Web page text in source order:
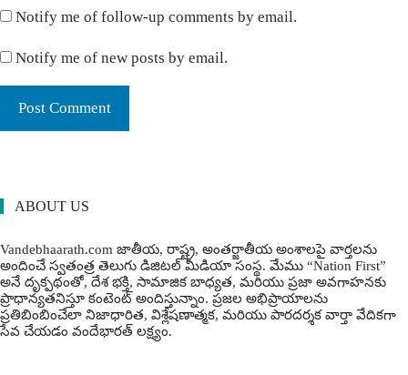
Notify me of follow-up comments by email.
Notify me of new posts by email.
ABOUT US
Vandebhaarath.com జాతీయ, రాష్ట్ర, అంతర్జాతీయ అంశాలపై వార్తలను
అందించే స్వతంత్ర తెలుగు డిజిటల్ మీడియా సంస్థ. మేము “Nation First”
అనే దృక్పథంతో, దేశ భక్తి, సామాజిక బాధ్యత, మరియు ప్రజా అవగాహనకు
ప్రాధాన్యతనిస్తూ కంటెంట్ అందిస్తున్నాం. ప్రజల అభిప్రాయాలను
ప్రతిబింబించేలా నిజాధారిత, విశ్లేషణాత్మక, మరియు పారదర్శక వార్తా వేదికగా
సేవ చేయడం వందేభార‌త్ ల‌క్ష్యం.